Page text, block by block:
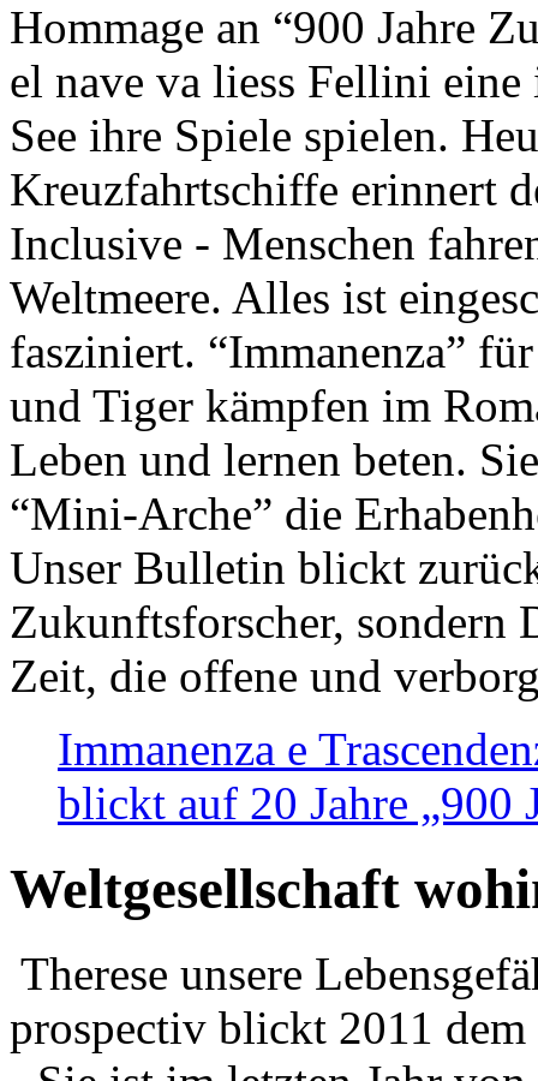
Hommage an “900 Jahre
el nave va liess Fellini
See ihre Spiele spielen.
Kreuzfahrtschiffe erinnert
Inclusive - Menschen
Weltmeere. Alles ist
fasziniert. “Immanenza”
und Tiger kämpfen im
Leben und lernen beten.
“Mini-Arche” die
Unser Bulletin blickt
Zukunftsforscher, sondern
Zeit, die offene und
Immanenza e
blickt auf 20 Jahre „900
Weltgesellschaft
Therese unsere
prospectiv blickt 2011